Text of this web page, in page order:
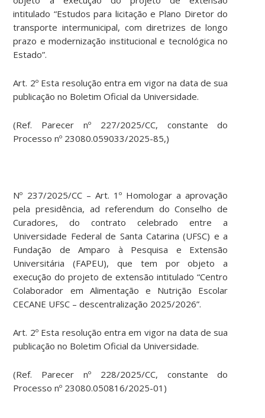
intitulado “Estudos para licitação e Plano Diretor do
transporte intermunicipal, com diretrizes de longo
prazo e modernização institucional e tecnológica no
Estado”.
Art. 2º Esta resolução entra em vigor na data de sua
publicação no Boletim Oficial da Universidade.
(Ref. Parecer nº 227/2025/CC, constante do
Processo nº 23080.059033/2025-85,)
Nº 237/2025/CC – Art. 1º Homologar a aprovação
pela presidência, ad referendum do Conselho de
Curadores, do contrato celebrado entre a
Universidade Federal de Santa Catarina (UFSC) e a
Fundação de Amparo à Pesquisa e Extensão
Universitária (FAPEU), que tem por objeto a
execução do projeto de extensão intitulado “Centro
Colaborador em Alimentação e Nutrição Escolar
CECANE UFSC – descentralização 2025/2026”.
Art. 2º Esta resolução entra em vigor na data de sua
publicação no Boletim Oficial da Universidade.
(Ref. Parecer nº 228/2025/CC, constante do
Processo nº 23080.050816/2025-01)